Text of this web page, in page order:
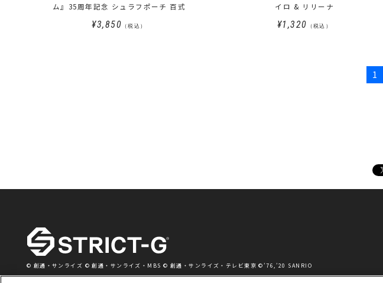
ム』35周年記念 シュラフポーチ 百式
¥3,850 （税込）
イロ & リリーナ
¥1,320 （税込）
1
© 創通・サンライズ © 創通・サンライズ・MBS © 創通・サンライズ・テレビ東京 ©’76,’20 SANRIO